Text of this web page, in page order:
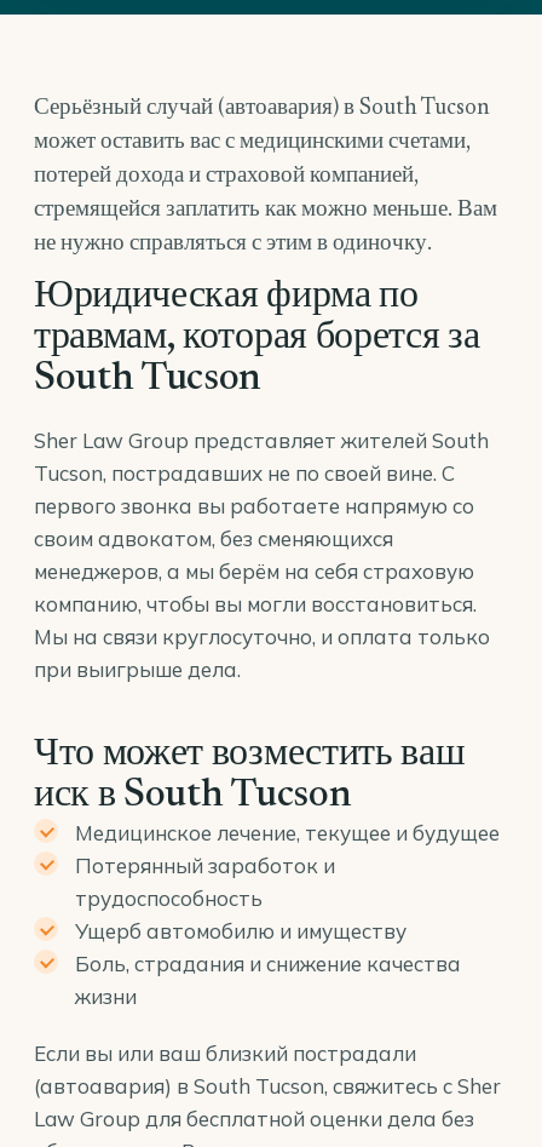
Серьёзный случай (автоавария) в South Tucson
может оставить вас с медицинскими счетами,
потерей дохода и страховой компанией,
стремящейся заплатить как можно меньше. Вам
не нужно справляться с этим в одиночку.
Юридическая фирма по
травмам, которая борется за
South Tucson
Sher Law Group представляет жителей South
Tucson, пострадавших не по своей вине. С
первого звонка вы работаете напрямую со
своим адвокатом, без сменяющихся
менеджеров, а мы берём на себя страховую
компанию, чтобы вы могли восстановиться.
Мы на связи круглосуточно, и оплата только
при выигрыше дела.
Что может возместить ваш
иск в South Tucson
Медицинское лечение, текущее и будущее
Потерянный заработок и
трудоспособность
Ущерб автомобилю и имуществу
Боль, страдания и снижение качества
жизни
Если вы или ваш близкий пострадали
(автоавария) в South Tucson, свяжитесь с Sher
Law Group для бесплатной оценки дела без